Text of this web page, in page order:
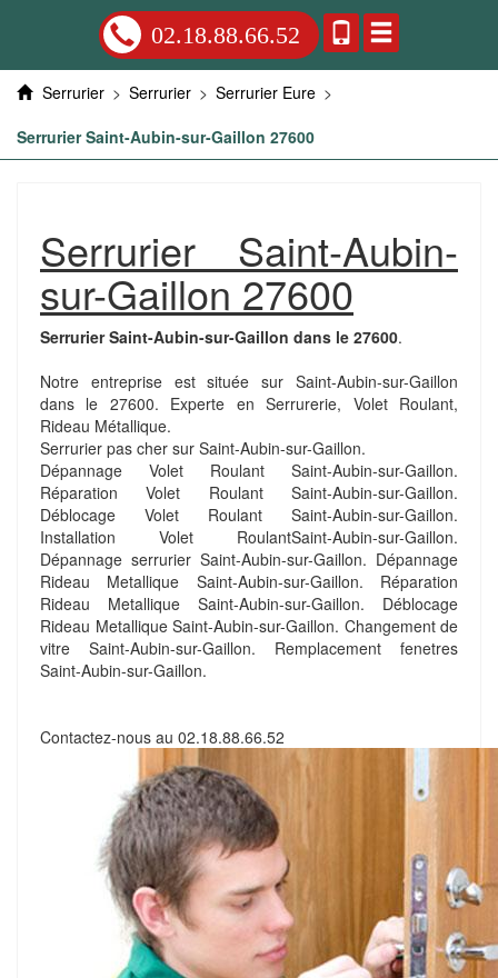
02.18.88.66.52
Serrurier > Serrurier > Serrurier Eure >
Serrurier Saint-Aubin-sur-Gaillon 27600
Serrurier Saint-Aubin-
sur-Gaillon 27600
Serrurier Saint-Aubin-sur-Gaillon dans le 27600.
Notre entreprise est située sur Saint-Aubin-sur-Gaillon
dans le 27600. Experte en Serrurerie, Volet Roulant,
Rideau Métallique.
Serrurier pas cher sur Saint-Aubin-sur-Gaillon.
Dépannage Volet Roulant Saint-Aubin-sur-Gaillon.
Réparation Volet Roulant Saint-Aubin-sur-Gaillon.
Déblocage Volet Roulant Saint-Aubin-sur-Gaillon.
Installation Volet RoulantSaint-Aubin-sur-Gaillon.
Dépannage serrurier Saint-Aubin-sur-Gaillon. Dépannage
Rideau Metallique Saint-Aubin-sur-Gaillon. Réparation
Rideau Metallique Saint-Aubin-sur-Gaillon. Déblocage
Rideau Metallique Saint-Aubin-sur-Gaillon. Changement de
vitre Saint-Aubin-sur-Gaillon. Remplacement fenetres
Saint-Aubin-sur-Gaillon.
Contactez-nous au 02.18.88.66.52